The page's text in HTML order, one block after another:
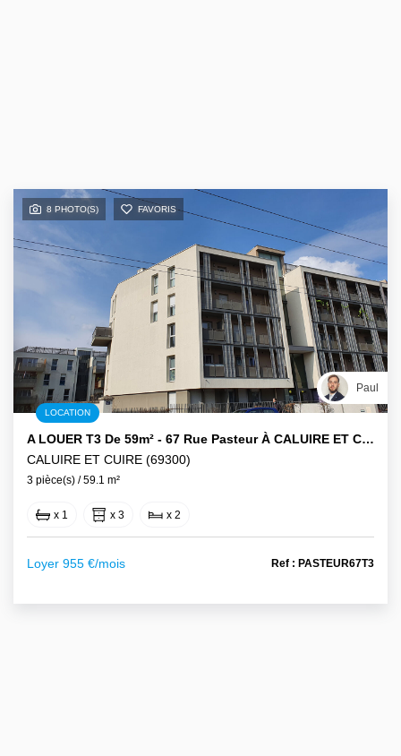
8 PHOTO(S) FAVORIS
Paul
LOCATION
A LOUER T3 De 59m² - 67 Rue Pasteur À CALUIRE ET CUIRE
CALUIRE ET CUIRE (69300)
3 pièce(s) / 59.1 m²
x 1 x 3 x 2
Loyer 955 €/mois Ref : PASTEUR67T3